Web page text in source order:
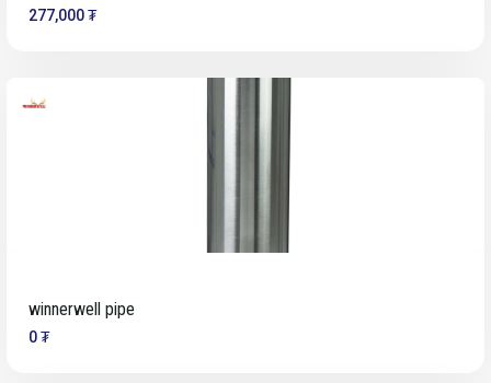
277,000 ₮
winnerwell pipe
0 ₮